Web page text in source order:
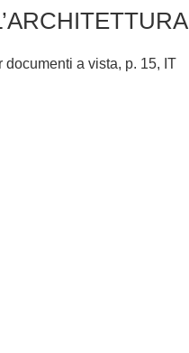
documenti a vista, p. 15, IT